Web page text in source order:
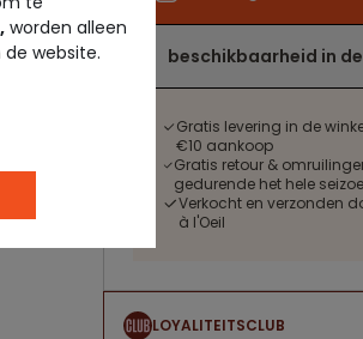
beschikbaarheid in
Gratis levering in de
€10 aankoop
Gratis retour &
gedurende het hele
Verkocht en verzonden
à l'Oeil
LOYALITEITSCLUB
worden alleen
website.